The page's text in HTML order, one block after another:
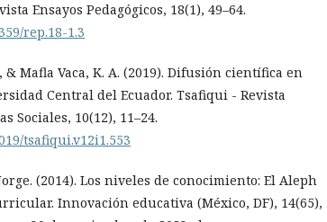
Ensayos Pedagógicos, 18(1), 49–64.
rep.18-1.3
& Mafla Vaca, K. A. (2019). Difusión científica en
Central del Ecuador. Tsafiqui - Revista
Sociales, 10(12), 11–24.
tsafiqui.v12i1.553
(2014). Los niveles de conocimiento: El Aleph
Innovación educativa (México, DF), 14(65),